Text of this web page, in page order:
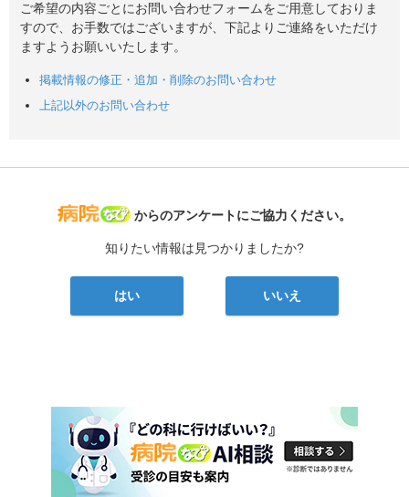
ご希望の内容ごとにお問い合わせフォームをご用意しておりま
すので、お手数ではございますが、下記よりご連絡をいただけ
ますようお願いいたします。
掲載情報の修正・追加・削除のお問い合わせ
上記以外のお問い合わせ
病院なび
からのアンケートにご協力ください。
知りたい情報は見つかりましたか?
はい いいえ